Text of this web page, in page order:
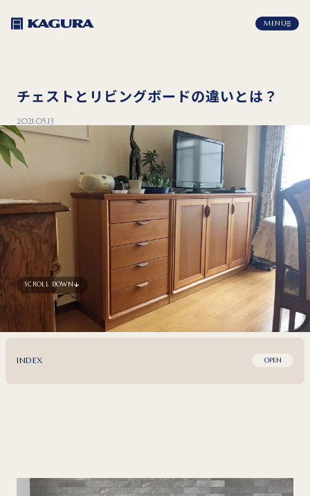
MENU
チェストとリビングボードの違いとは？
2021.05.13
SCROLL DOWN
INDEX OPEN